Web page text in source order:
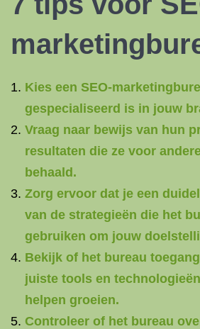
Kies een SEO-
gespecialiseerd is in jouw
Vraag naar bewijs van hun
resultaten die ze voor
behaald.
Zorg ervoor dat je een
van de strategieën die het
gebruiken om jouw
Bekijk of het bureau
juiste tools en
helpen groeien.
Controleer of het bureau